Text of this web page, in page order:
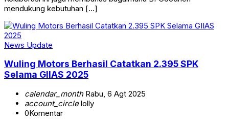
mendukung kebutuhan […]
News Update
Wuling Motors Berhasil Catatkan 2.395 SPK
Selama GIIAS 2025
calendar_monthRabu, 6 Agt 2025
account_circlelolly
0Komentar